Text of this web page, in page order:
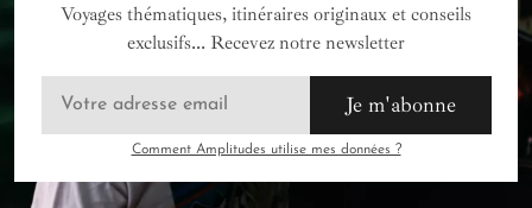
Voyages thématiques, itinéraires originaux et conseils
exclusifs... Recevez notre newsletter
Je m'abonne
Comment Amplitudes utilise mes données ?